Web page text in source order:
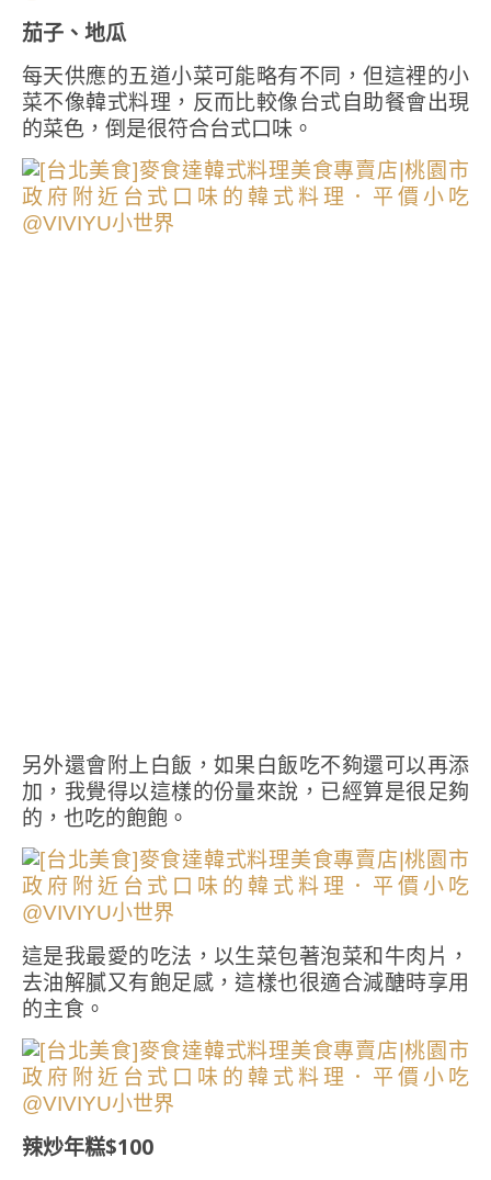
茄子、地瓜
每天供應的五道小菜可能略有不同，但這裡的小
菜不像韓式料理，反而比較像台式自助餐會出現
的菜色，倒是很符合台式口味。
另外還會附上白飯，如果白飯吃不夠還可以再添
加，我覺得以這樣的份量來說，已經算是很足夠
的，也吃的飽飽。
這是我最愛的吃法，以生菜包著泡菜和牛肉片，
去油解膩又有飽足感，這樣也很適合減醣時享用
的主食。
辣炒年糕$100